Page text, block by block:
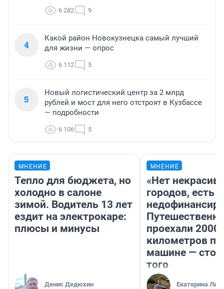
6 282 9
4
Какой район Новокузнецка самый лучший
для жизни — опрос
6 112 5
5
Новый логистический центр за 2 млрд
рублей и мост для него отстроят в Кузбассе
— подробности
6 106 5
МНЕНИЕ
Тепло для бюджета, но
холодно в салоне
зимой. Водитель 13 лет
ездит на электрокаре:
плюсы и минусы
Денис Дедюхин
МНЕНИЕ
«Нет
городов, есть
проехали 2000
километров по
машине —
того
Екатерина